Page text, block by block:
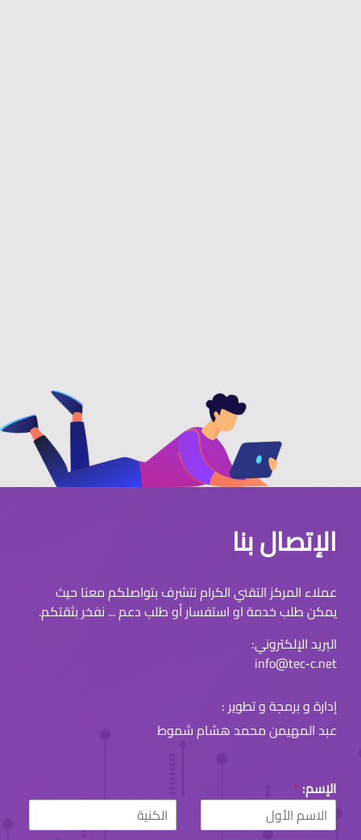
الإتصال بنا
عملاء المركز التقني الكرام نتشرف بتواصلكم معنا حيث
يمكن طلب خدمة او استفسار أو طلب دعم ... نفخر بثقتكم.
البريد الإلكتروني:
info@tec-c.net
إدارة و برمجة و تطوير :
عبد المهيمن محمد هشام شموط
الإسم: *